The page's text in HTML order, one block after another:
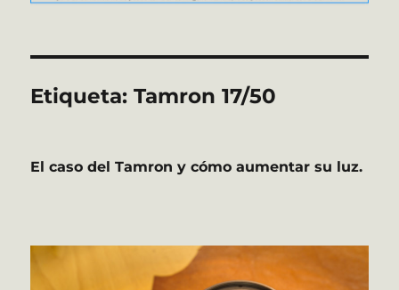
Etiqueta:Tamron 17/50
El caso del Tamron y cómo aumentar su luz.